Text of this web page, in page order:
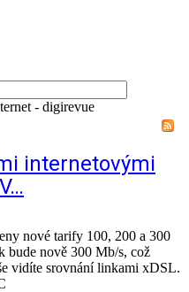
- digirevue
internetovými
nové tarify 100, 200 a 300
bude nově 300 Mb/s, což
vidíte srovnání linkami xDSL.